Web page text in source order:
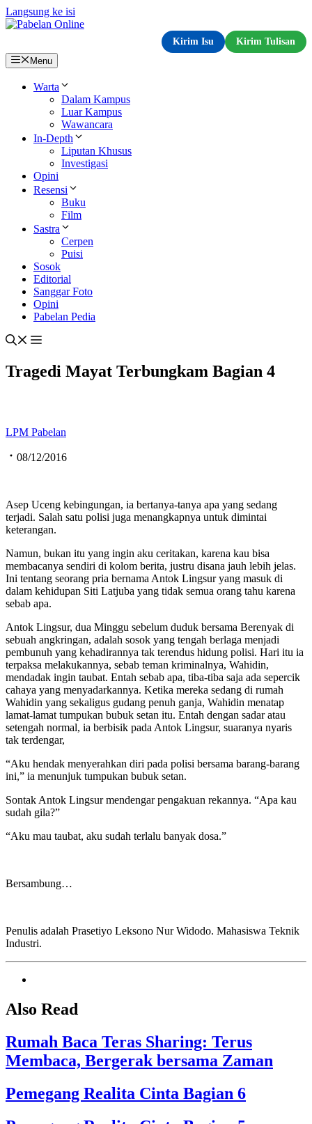
Langsung ke isi
Kirim Isu
Kirim Tulisan
Menu
Warta
Dalam Kampus
Luar Kampus
Wawancara
In-Depth
Liputan Khusus
Investigasi
Opini
Resensi
Buku
Film
Sastra
Cerpen
Puisi
Sosok
Editorial
Sanggar Foto
Opini
Pabelan Pedia
Tragedi Mayat Terbungkam Bagian 4
LPM Pabelan
08/12/2016
Asep Uceng kebingungan, ia bertanya-tanya apa yang sedang
terjadi. Salah satu polisi juga menangkapnya untuk dimintai
keterangan.
Namun, bukan itu yang ingin aku ceritakan, karena kau bisa
membacanya sendiri di kolom berita, justru disana jauh lebih jelas.
Ini tentang seorang pria bernama Antok Lingsur yang masuk di
dalam kehidupan Siti Latjuba yang tidak semua orang tahu karena
sebab apa.
Antok Lingsur, dua Minggu sebelum duduk bersama Berenyak di
sebuah angkringan, adalah sosok yang tengah berlaga menjadi
pembunuh yang kehadirannya tak terendus hidung polisi. Hari itu ia
terpaksa melakukannya, sebab teman kriminalnya, Wahidin,
mendadak ingin taubat. Entah sebab apa, tiba-tiba saja ada sepercik
cahaya yang menyadarkannya. Ketika mereka sedang di rumah
Wahidin yang sekaligus gudang penuh ganja, Wahidin menatap
lamat-lamat tumpukan bubuk setan itu. Entah dengan sadar atau
setengah normal, ia berbisik pada Antok Lingsur, suaranya nyaris
tak terdengar,
“Aku hendak menyerahkan diri pada polisi bersama barang-barang
ini,” ia menunjuk tumpukan bubuk setan.
Sontak Antok Lingsur mendengar pengakuan rekannya. “Apa kau
sudah gila?”
“Aku mau taubat, aku sudah terlalu banyak dosa.”
Bersambung…
Penulis adalah Prasetiyo Leksono Nur Widodo. Mahasiswa Teknik
Industri.
Also Read
Rumah Baca Teras Sharing: Terus
Membaca, Bergerak bersama Zaman
Pemegang Realita Cinta Bagian 6